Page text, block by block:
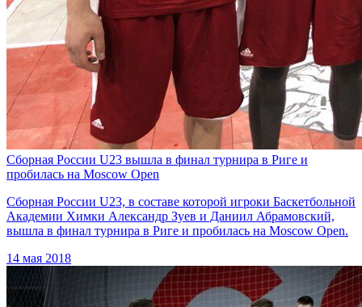
Сборная России U23 вышла в финал турнира в Риге и
пробилась на Moscow Open
Сборная России U23, в составе которой игроки Баскетбольной
Академии Химки Александр Зуев и Даниил Абрамовский,
вышла в финал турнира в Риге и пробилась на Moscow Open.
14 мая 2018